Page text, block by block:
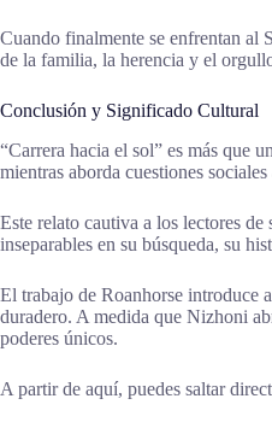
Cuando finalmente se enfrentan al
de la familia, la herencia y el
Conclusión y Significado Cultural
“Carrera hacia el sol” es más que
mientras aborda cuestiones
Este relato cautiva a los lectores
inseparables en su búsqueda, su
El trabajo de Roanhorse introduce
duradero. A medida que Nizhoni
poderes únicos.
A partir de aquí, puedes saltar